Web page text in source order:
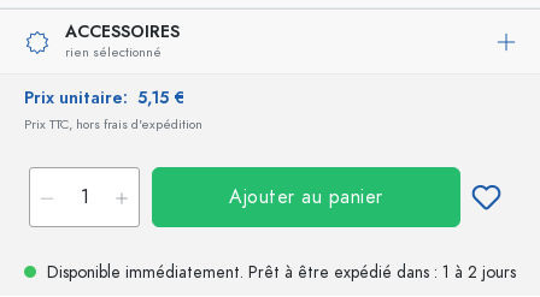
ACCESSOIRES
rien sélectionné
Prix unitaire: 5,15 €
Prix TTC, hors frais d'expédition
Ajouter au panier
Disponible immédiatement. Prêt à être expédié dans : 1 à 2 jours